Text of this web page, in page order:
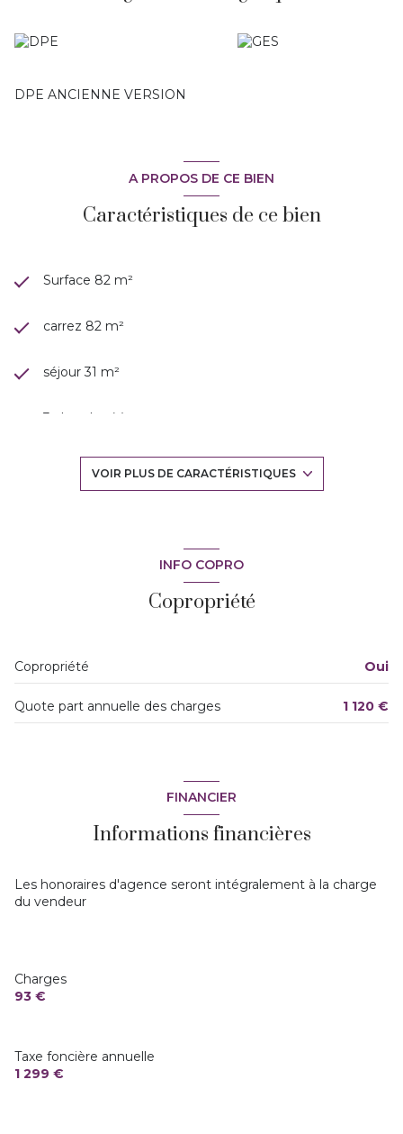
DPE ANCIENNE VERSION
A PROPOS DE CE BIEN
Caractéristiques de ce bien
Surface 82 m²
carrez 82 m²
séjour 31 m²
3 chambre(s)
cuisine américaine (équipée)
ascenseur
terrasse
VOIR PLUS DE CARACTÉRISTIQUES
INFO COPRO
Copropriété
Copropriété Oui
Quote part annuelle des charges 1 120 €
FINANCIER
Informations financières
Les honoraires d'agence seront intégralement à la charge
du vendeur
Charges
93 €
Taxe foncière annuelle
1 299 €